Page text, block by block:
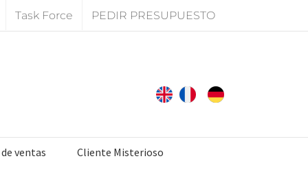
Task Force PEDIR PRESUPUESTO
ventas Cliente Misterioso